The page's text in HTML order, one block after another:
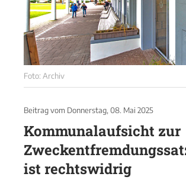
Foto: Archiv
Beitrag vom Donnerstag, 08. Mai 2025
Kommunalaufsicht zur
ist rechtswidrig